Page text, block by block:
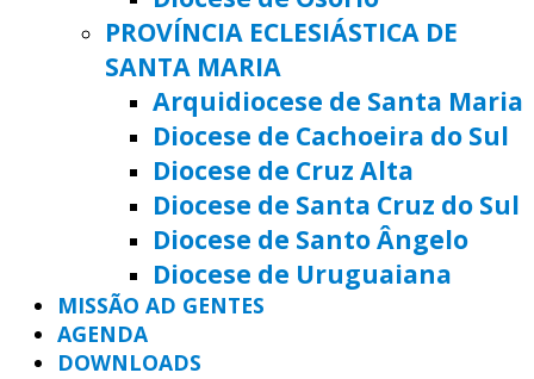
PROVÍNCIA ECLESIÁSTICA DE
SANTA MARIA
Arquidiocese de Santa Maria
Diocese de Cachoeira do Sul
Diocese de Cruz Alta
Diocese de Santa Cruz do Sul
Diocese de Santo Ângelo
Diocese de Uruguaiana
MISSÃO AD GENTES
AGENDA
DOWNLOADS